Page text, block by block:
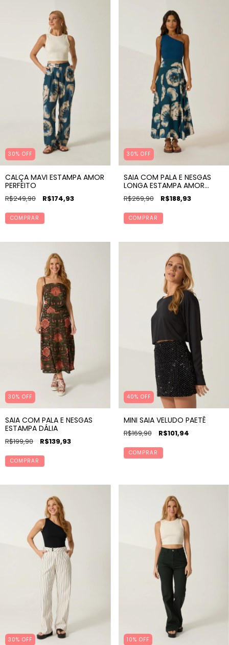
30% OFF
CALÇA MAVI ESTAMPA AMOR
PERFEITO
R$249,90 R$174,93
COMPRAR
30% OFF
SAIA COM PALA E NESGAS
LONGA ESTAMPA AMOR
PERFEITO
R$269,90 R$188,93
COMPRAR
30% OFF
SAIA COM PALA E NESGAS
ESTAMPA DÁLIA
R$199,90 R$139,93
COMPRAR
40% OFF
MINI SAIA VELUDO PAETÊ
R$169,90 R$101,94
COMPRAR
30% OFF 10% OFF